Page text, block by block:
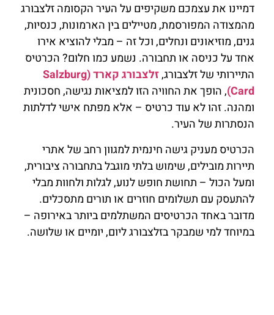
דמיינו את עצמכם משקיפים על העיר הקסומה זלצבורג
מהמצודה המפורסמת, מטיילים בין הארמונות, כנסיות,
גנים, מוזיאונים ונחלים, וכל זה – מבלי להוציא אירו
אחד על כניסה או תחבורה. נשמע כמו חלום? הכרטיס
התיירותי של זלצבורג,
זלצבורג קארד (Salzburg
Card) , הופך את החוויה הזו למציאות נגישה, חסכונית
ומהנה. זהו לא עוד כרטיס – אלא מפתח אישי לדלתות
הנסתרות של העיר.
הכרטיס מעניק גישה חינמית למגוון רחב של אתרי
תיירות מובילים, שימוש בלתי מוגבל בתחבורה ציבורית,
ומעל הכול – תחושת חופש לנוע, לגלות ולחוות מבלי
להתעסק עם תשלומים חוזרים או תורים מתסכלים.
מדובר באחד הכרטיסים המשתלמים ביותר באירופה –
במיוחד למי שמבקר בזלצבורג ליום, יומיים או שלושה.